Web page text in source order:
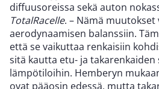
diffuusoreissa sekä auton
TotalRacelle. – Nämä
aerodynaamisen balanssiin.
että se vaikuttaa renkaisiin
sitä kautta etu- ja takarenkaiden
lämpötiloihin. Hemberyn
ovat pääosin edessä, mutta